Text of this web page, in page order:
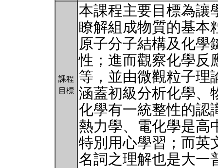
課程
目標
本課程主要目標為讓
瞭解組成物質的基本
原子分子結構及化學
性；進而觀察化學反
等，並由微觀粒子理
涵蓋初級分析化學、
化學有一統整性的認
熱力學、電化學是高
特別用心學習；而英
名詞之理解也是大